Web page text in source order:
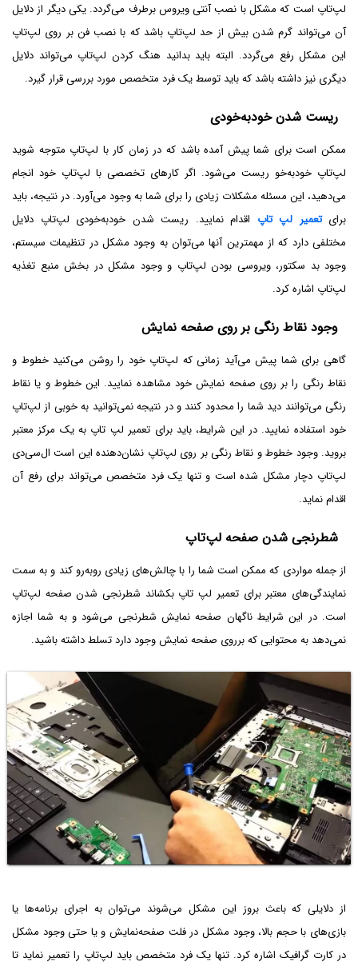
لپ‌تاپ است که مشکل با نصب آنتی ویروس برطرف می‌گردد. یکی دیگر از دلایل
آن می‌تواند گرم شدن بیش از حد لپ‌تاپ باشد که با نصب فن بر روی لپ‌تاپ
این مشکل رفع می‌گردد. البته باید بدانید هنگ کردن لپ‌تاپ می‌تواند دلایل
دیگری نیز داشته باشد که باید توسط یک فرد متخصص مورد بررسی قرار گیرد.
ریست شدن خودبه‌خودی
ممکن است برای شما پیش آمده باشد که در زمان کار با لپ‌تاپ متوجه شوید
لپ‌تاپ خودبه‌خو ریست می‌شود. اگر کارهای تخصصی با لپ‌تاپ خود انجام
می‌دهید، این مسئله مشکلات زیادی را برای شما به وجود می‌آورد. در نتیجه، باید
برایتعمیر لپ تاپ اقدام نمایید. ریست شدن خودبه‌خودی لپ‌تاپ دلایل
مختلفی دارد که از مهمترین آنها می‌توان به وجود مشکل در تنظیمات سیستم،
وجود بد سکتور، ویروسی بودن لپ‌تاپ و وجود مشکل در بخش منبع تغذیه
لپ‌تاپ اشاره کرد.
وجود نقاط رنگی بر روی صفحه نمایش
گاهی برای شما پیش می‌آید زمانی که لپ‌تاپ خود را روشن می‌کنید خطوط و
نقاط رنگی را بر روی صفحه نمایش خود مشاهده نمایید. این خطوط و یا نقاط
رنگی می‌توانند دید شما را محدود کنند و در نتیجه نمی‌توانید به خوبی از لپ‌تاپ
خود استفاده نمایید. در این شرایط، باید برای تعمیر لپ تاپ به یک مرکز معتبر
بروید. وجود خطوط و نقاط رنگی بر روی لپ‌تاپ نشان‌دهنده این است ال‌سی‌دی
لپ‌تاپ دچار مشکل شده است و تنها یک فرد متخصص می‌تواند برای رفع آن
اقدام نماید.
شطرنجی شدن صفحه لپ‌تاپ
از جمله مواردی که ممکن است شما را با چالش‌های زیادی روبه‌رو کند و به سمت
نمایندگی‌های معتبر برای تعمیر لپ تاپ بکشاند شطرنجی شدن صفحه لپ‌تاپ
است. در این شرایط ناگهان صفحه نمایش شطرنجی می‌شود و به شما اجازه
نمی‌دهد به محتوایی که برروی صفحه نمایش وجود دارد تسلط داشته باشید.
از دلایلی که باعث بروز این مشکل می‌شوند می‌توان به اجرای برنامه‌ها یا
بازی‌های با حجم بالا، وجود مشکل در فلت صفحه‌نمایش و یا حتی وجود مشکل
در کارت گرافیک اشاره کرد. تنها یک فرد متخصص باید لپ‌تاپ را تعمیر نماید تا